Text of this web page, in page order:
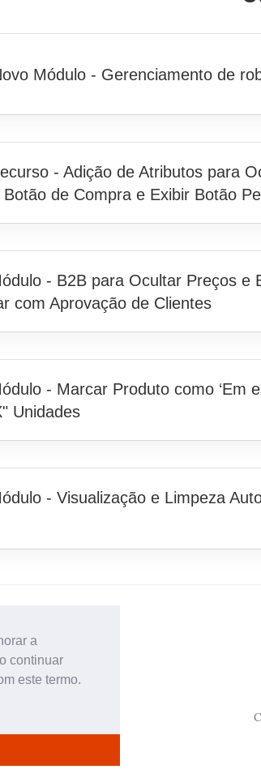
a
continuar
este termo.
Módulo - Gerenciamento de
- Adição de Atributos para
de Compra e Exibir Botão
- B2B para Ocultar Preços e
com Aprovação de Clientes
- Marcar Produto como ‘Em
Unidades
- Visualização e Limpeza